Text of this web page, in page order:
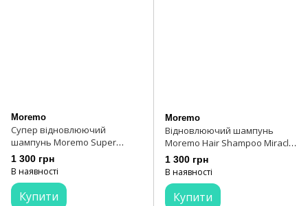
Moremo
Супер відновлюючий
шампунь Moremo Super
Repair Shampoo 480 мл
1 300 грн
В наявності
Купити
Moremo
Відновлюючий шампунь
Moremo Hair Shampoo Miracle
2Х 480 мл
1 300 грн
В наявності
Купити